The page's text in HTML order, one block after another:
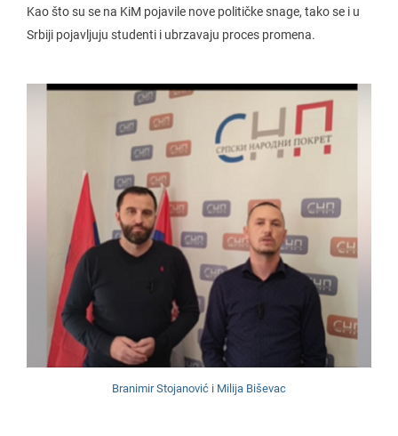
Kao što su se na KiM pojavile nove političke snage, tako se i u
Srbiji pojavljuju studenti i ubrzavaju proces promena.
Branimir Stojanović i Milija Biševac